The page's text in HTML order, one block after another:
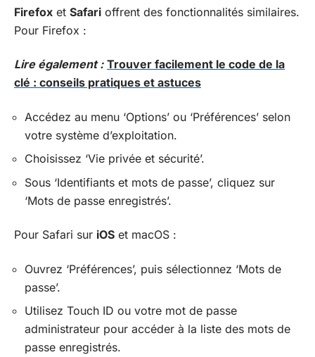
Firefox et Safari offrent des fonctionnalités similaires.
Pour Firefox :
Lire également : Trouver facilement le code de la
clé : conseils pratiques et astuces
Accédez au menu ‘Options’ ou ‘Préférences’ selon
votre système d’exploitation.
Choisissez ‘Vie privée et sécurité’.
Sous ‘Identifiants et mots de passe’, cliquez sur
‘Mots de passe enregistrés’.
Pour Safari sur iOS et macOS :
Ouvrez ‘Préférences’, puis sélectionnez ‘Mots de
passe’.
Utilisez Touch ID ou votre mot de passe
administrateur pour accéder à la liste des mots de
passe enregistrés.